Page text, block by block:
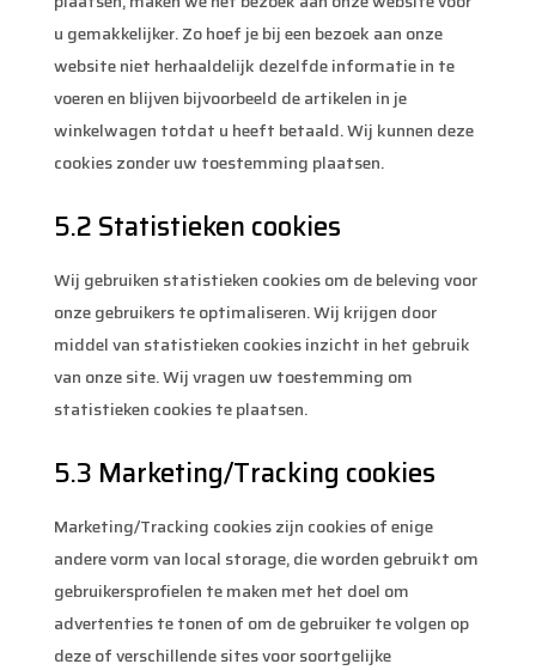
u gemakkelijker. Zo hoef je bij een bezoek aan onze
website niet herhaaldelijk dezelfde informatie in te
voeren en blijven bijvoorbeeld de artikelen in je
winkelwagen totdat u heeft betaald. Wij kunnen deze
cookies zonder uw toestemming plaatsen.
5.2 Statistieken cookies
Wij gebruiken statistieken cookies om de beleving voor
onze gebruikers te optimaliseren. Wij krijgen door
middel van statistieken cookies inzicht in het gebruik
van onze site. Wij vragen uw toestemming om
statistieken cookies te plaatsen.
5.3 Marketing/Tracking cookies
Marketing/Tracking cookies zijn cookies of enige
andere vorm van local storage, die worden gebruikt om
gebruikersprofielen te maken met het doel om
advertenties te tonen of om de gebruiker te volgen op
deze of verschillende sites voor soortgelijke